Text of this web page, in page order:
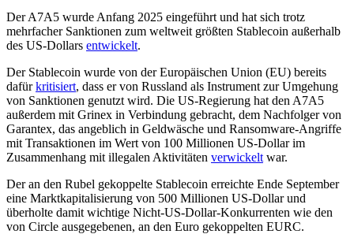
Der A7A5 wurde Anfang 2025 eingeführt und hat sich trotz
mehrfacher Sanktionen zum weltweit größten Stablecoin außerhalb
des US-Dollars entwickelt.
Der Stablecoin wurde von der Europäischen Union (EU) bereits
dafürkritisiert, dass er von Russland als Instrument zur Umgehung
von Sanktionen genutzt wird. Die US-Regierung hat den A7A5
außerdem mit Grinex in Verbindung gebracht, dem Nachfolger von
Garantex, das angeblich in Geldwäsche und Ransomware-Angriffe
mit Transaktionen im Wert von 100 Millionen US-Dollar im
Zusammenhang mit illegalen Aktivitäten verwickelt war.
Der an den Rubel gekoppelte Stablecoin erreichte Ende September
eine Marktkapitalisierung von 500 Millionen US-Dollar und
überholte damit wichtige Nicht-US-Dollar-Konkurrenten wie den
von Circle ausgegebenen, an den Euro gekoppelten EURC.